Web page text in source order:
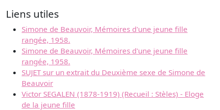
Liens utiles
Simone de Beauvoir, Mémoires d'une jeune fille
rangée, 1958.
Simone de Beauvoir, Mémoires d'une jeune fille
rangée, 1958.
SUJET sur un extrait du Deuxième sexe de Simone de
Beauvoir
Victor SEGALEN (1878-1919) (Recueil : Stèles) - Eloge
de la jeune fille